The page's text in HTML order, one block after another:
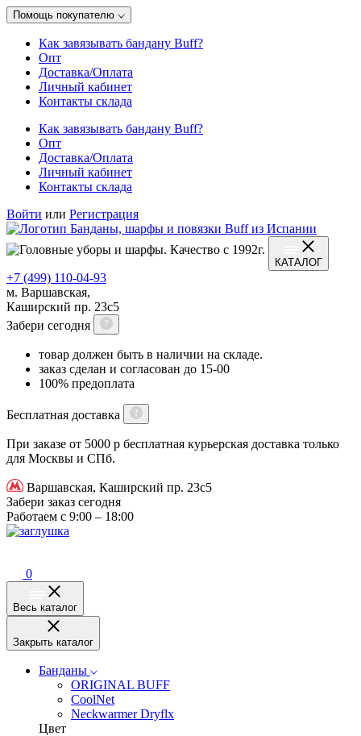
Помощь покупателю
Как завязывать бандану Buff?
Опт
Доставка/Оплата
Личный кабинет
Контакты склада
Как завязывать бандану Buff?
Опт
Доставка/Оплата
Личный кабинет
Контакты склада
Войти или Регистрация
КАТАЛОГ
+7 (499) 110-04-93
м. Варшавская,
Каширский пр. 23с5
Забери сегодня
товар должен быть в наличии на складе.
заказ сделан и согласован до 15-00
100% предоплата
Бесплатная доставка
При заказе от 5000 р бесплатная курьерская доставка только
для Москвы и СПб.
Варшавская, Каширский пр. 23с5
Забери заказ сегодня
Работаем с 9:00 – 18:00
0
Весь каталог
Закрыть каталог
Банданы
ORIGINAL BUFF
CoolNet
Neckwarmer Dryflx
Цвет